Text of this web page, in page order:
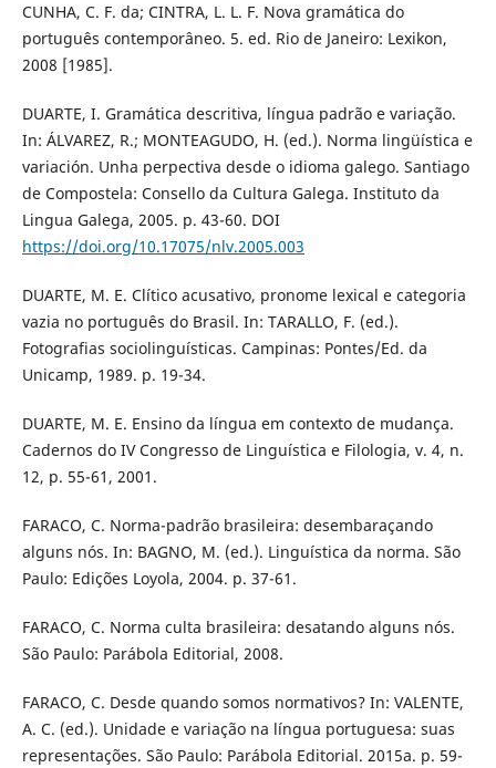
CUNHA, C. F. da; CINTRA, L. L. F. Nova gramática do
português contemporâneo. 5. ed. Rio de Janeiro: Lexikon,
2008 [1985].
DUARTE, I. Gramática descritiva, língua padrão e variação.
In: ÁLVAREZ, R.; MONTEAGUDO, H. (ed.). Norma lingüística e
variación. Unha perpectiva desde o idioma galego. Santiago
de Compostela: Consello da Cultura Galega. Instituto da
Lingua Galega, 2005. p. 43-60. DOI
https://doi.org/10.17075/nlv.2005.003
DUARTE, M. E. Clítico acusativo, pronome lexical e categoria
vazia no português do Brasil. In: TARALLO, F. (ed.).
Fotografias sociolinguísticas. Campinas: Pontes/Ed. da
Unicamp, 1989. p. 19-34.
DUARTE, M. E. Ensino da língua em contexto de mudança.
Cadernos do IV Congresso de Linguística e Filologia, v. 4, n.
12, p. 55-61, 2001.
FARACO, C. Norma-padrão brasileira: desembaraçando
alguns nós. In: BAGNO, M. (ed.). Linguística da norma. São
Paulo: Edições Loyola, 2004. p. 37-61.
FARACO, C. Norma culta brasileira: desatando alguns nós.
São Paulo: Parábola Editorial, 2008.
FARACO, C. Desde quando somos normativos? In: VALENTE,
A. C. (ed.). Unidade e variação na língua portuguesa: suas
representações. São Paulo: Parábola Editorial. 2015a. p. 59-